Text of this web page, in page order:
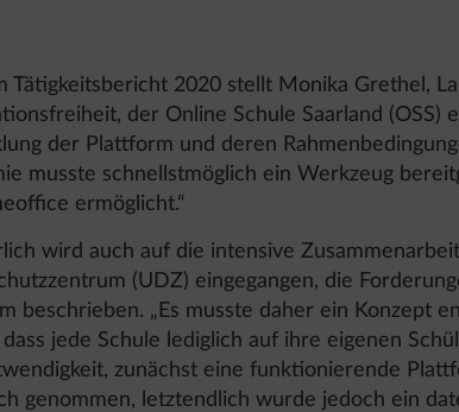
Tätigkeitsbericht 2020 stellt Monika Grethel,
der Online Schule Saarland
der Plattform und deren
musste schnellstmöglich ein Werkzeug
ermöglicht.“
wird auch auf die intensive
(UDZ) eingegangen, die
beschrieben. „Es musste daher ein Konzept
dass jede Schule lediglich auf ihre eigenen
zunächst eine funktionierende
genommen, letztendlich wurde jedoch ein